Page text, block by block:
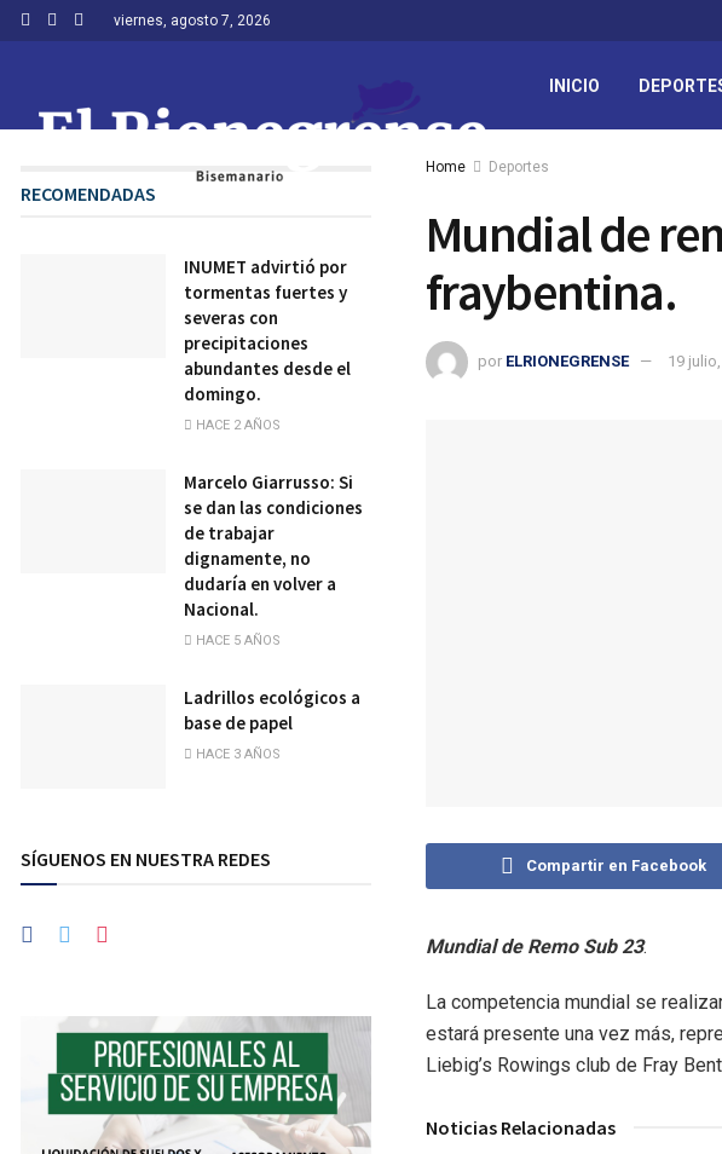
viernes, agosto 7, 2026
INICIO
Home Deportes
Mundial de
fraybentina.
por ELRIONEGRENSE 19
Compartir en Facebook
Mundial de Remo Sub 23.
La competencia mundial se
estará presente una vez más,
Liebig’s Rowings club de Fray
Noticias Relacionadas
RECOMENDADAS
INUMET advirtió por
tormentas fuertes y
severas con
precipitaciones
abundantes desde el
domingo.
HACE 2 AÑOS
Marcelo Giarrusso: Si
se dan las condiciones
de trabajar
dignamente, no
dudaría en volver a
Nacional.
HACE 5 AÑOS
Ladrillos ecológicos a
base de papel
HACE 3 AÑOS
SÍGUENOS EN NUESTRA REDES